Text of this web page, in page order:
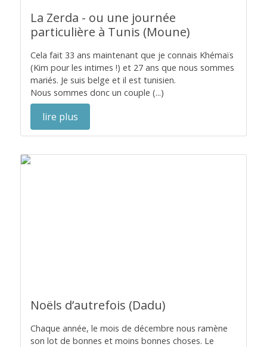
La Zerda - ou une journée
particulière à Tunis (Moune)
Cela fait 33 ans maintenant que je connais Khémaïs
(Kim pour les intimes !) et 27 ans que nous sommes
mariés. Je suis belge et il est tunisien.
Nous sommes donc un couple (...)
lire plus
Noëls d’autrefois (Dadu)
Chaque année, le mois de décembre nous ramène
son lot de bonnes et moins bonnes choses. Le